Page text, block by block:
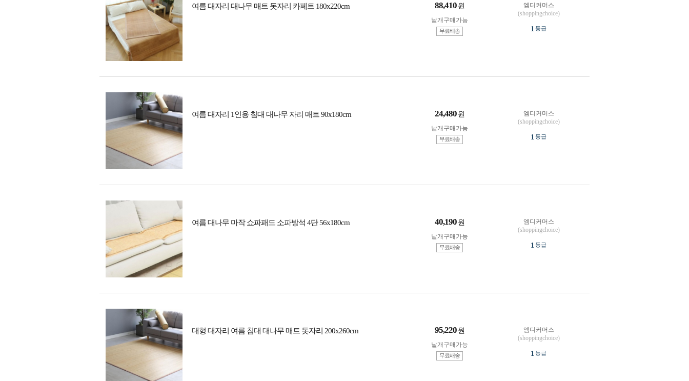
여름 대자리 대나무 매트 돗자리 카페트 180x220cm 88,410 원
낱개구매가능
무료배송
엠디커머스
(shoppingchoice)
1 등급
여름 대자리 1인용 침대 대나무 자리 매트 90x180cm 24,480 원
낱개구매가능
무료배송
엠디커머스
(shoppingchoice)
1 등급
여름 대나무 마작 쇼파패드 소파방석 4단 56x180cm 40,190 원
낱개구매가능
무료배송
엠디커머스
(shoppingchoice)
1 등급
대형 대자리 여름 침대 대나무 매트 돗자리 200x260cm 95,220 원
낱개구매가능
무료배송
엠디커머스
(shoppingchoice)
1 등급